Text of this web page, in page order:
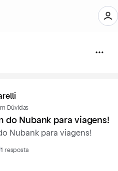
Dúvidas
do Nubank para viagens!
Nubank para viagens!
1 resposta